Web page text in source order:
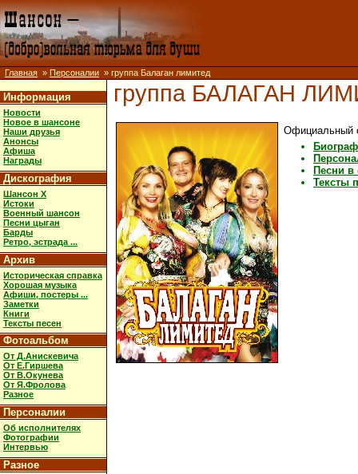
Главная » Персоналии » группа Балаган лимитед
Информация
Новости
Новое в шансоне
Наши друзья
Анонсы
Афиша
Награды
Дискография
Шансон X
Истоки
Военный шансон
Песни цыган
Барды
Ретро, эстрада ...
Архив
Историческая справка
Хорошая музыка
Афиши, постеры ...
Заметки
Книги
Тексты песен
Фотоальбом
От Д.Анискевича
От Е.Гиршева
От В.Окунева
От Я.Фролова
Разное
Персоналии
Об исполнителях
Фотографии
Интервью
Разное
группа БАЛАГАН
Официальный
Песни в
Тексты